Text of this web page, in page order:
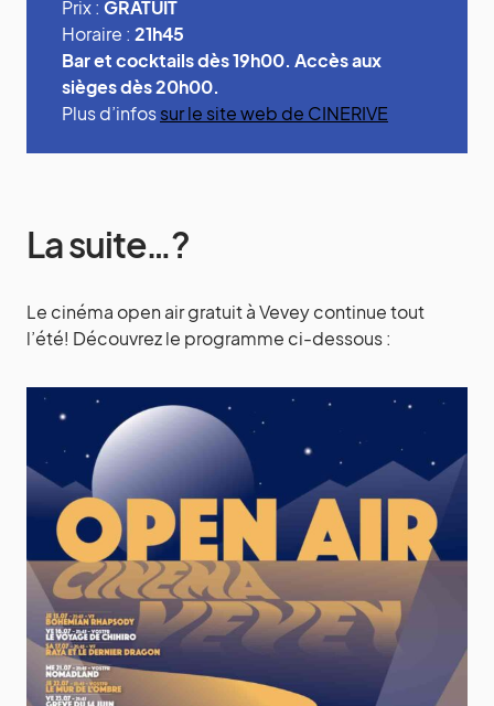
Prix : GRATUIT
Horaire : 21h45
Bar et cocktails dès 19h00. Accès aux
sièges dès 20h00.
Plus d’infossur le site web de CINERIVE
La suite…?
Le cinéma open air gratuit à Vevey continue tout
l’été! Découvrez le programme ci-dessous :